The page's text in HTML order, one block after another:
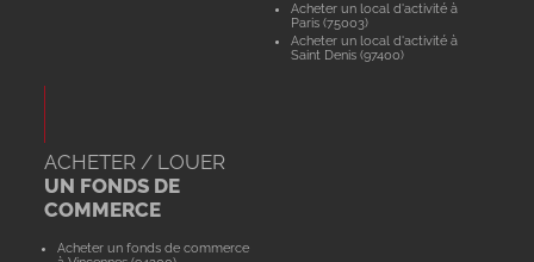
Acheter un local d'activité à
Paris (75003)
Acheter un local d'activité à
Saint Denis (97400)
ACHETER / LOUER
UN FONDS DE
COMMERCE
Acheter un fonds de commerce